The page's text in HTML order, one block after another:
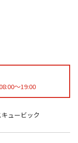
～19:00
ュービック